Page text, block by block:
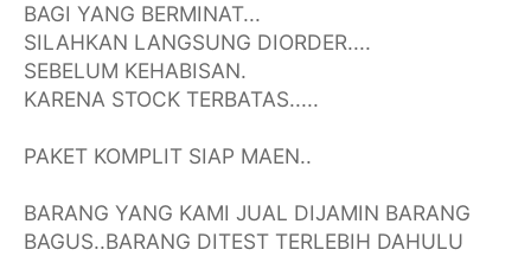
BAGI YANG BERMINAT...
SILAHKAN LANGSUNG DIORDER....
SEBELUM KEHABISAN.
KARENA STOCK TERBATAS.....
PAKET KOMPLIT SIAP MAEN..
BARANG YANG KAMI JUAL DIJAMIN BARANG
BAGUS..BARANG DITEST TERLEBIH DAHULU